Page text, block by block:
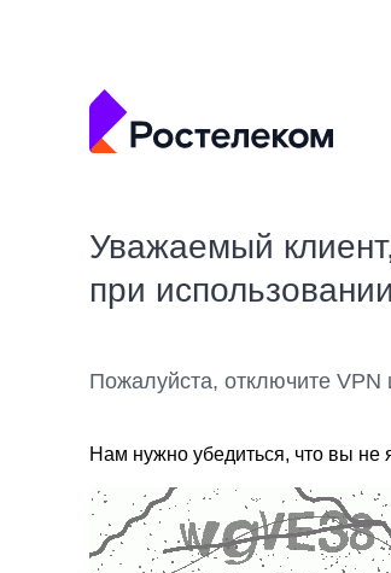
Уважаемый
при
Пожалуйста, отключите
Нам нужно убедиться, что вы не